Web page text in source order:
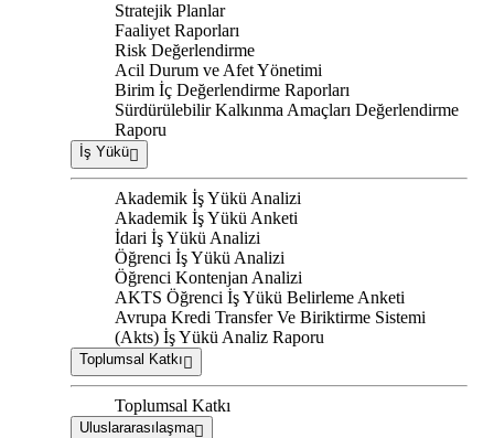
Stratejik Planlar
Faaliyet Raporları
Risk Değerlendirme
Acil Durum ve Afet Yönetimi
Birim İç Değerlendirme Raporları
Sürdürülebilir Kalkınma Amaçları Değerlendirme
Raporu
İş Yükü
Akademik İş Yükü Analizi
Akademik İş Yükü Anketi
İdari İş Yükü Analizi
Öğrenci İş Yükü Analizi
Öğrenci Kontenjan Analizi
AKTS Öğrenci İş Yükü Belirleme Anketi
Avrupa Kredi Transfer Ve Biriktirme Sistemi
(Akts) İş Yükü Analiz Raporu
Toplumsal Katkı
Toplumsal Katkı
Uluslararasılaşma